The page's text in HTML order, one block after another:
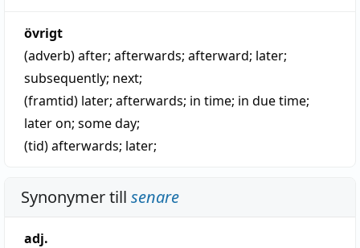
övrigt
(adverb)after; afterwards; afterward; later;
subsequently; next;
(framtid) later; afterwards; in time; in due time;
later on; some day;
(tid)afterwards; later;
Synonymer till senare
adj.